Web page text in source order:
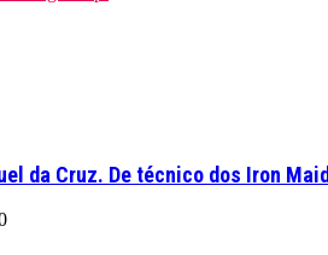
da Cruz. De técnico dos Iron